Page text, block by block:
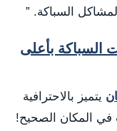
السباكة. ”
بأعلى
يتميز بالاحترافية
في المكان الصحيح!